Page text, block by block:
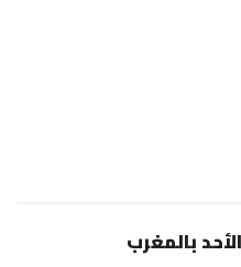
بالمغرب